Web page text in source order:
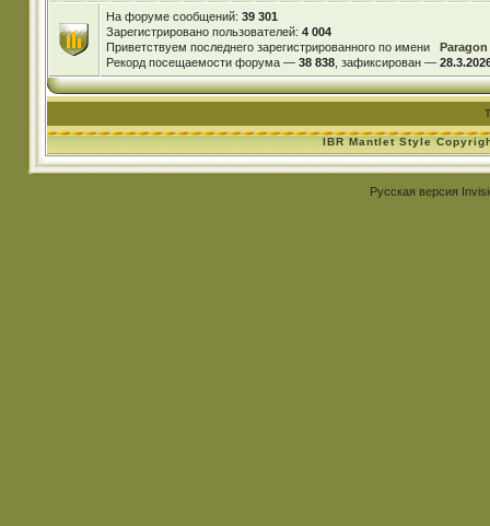
На форуме сообщений: 39 301
Зарегистрировано пользователей: 4 004
Приветствуем последнего зарегистрированного по имени
Paragon
Рекорд посещаемости форума — 38 838, зафиксирован —
IBR Mantlet Style
Русская версия